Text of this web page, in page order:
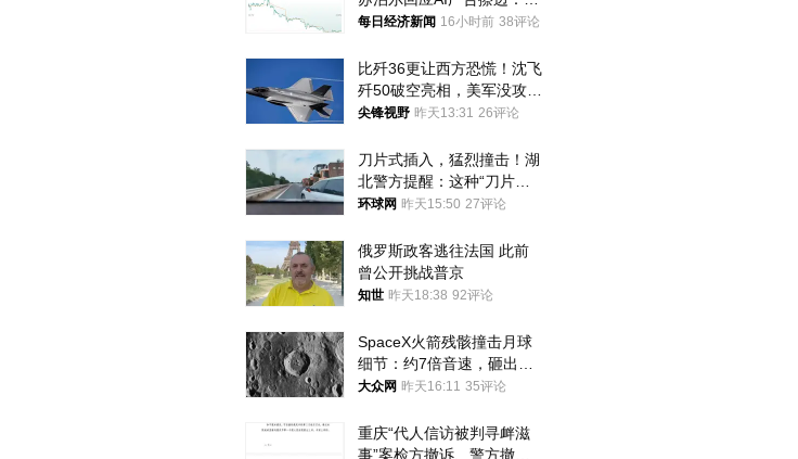
频全下架，已强化内容管理
每日经济新闻 16小时前 38评论
比歼36更让西方恐慌！沈飞
歼50破空亮相，美军没攻克
的技术被拿下
尖锋视野 昨天13:31 26评论
刀片式插入，猛烈撞击！湖
北警方提醒：这种“刀片超
车”，太危险了
环球网 昨天15:50 27评论
俄罗斯政客逃往法国 此前
曾公开挑战普京
知世 昨天18:38 92评论
SpaceX火箭残骸撞击月球
细节：约7倍音速，砸出直
径约30米撞击坑
大众网 昨天16:11 35评论
重庆“代人信访被判寻衅滋
事”案检方撤诉、警方撤